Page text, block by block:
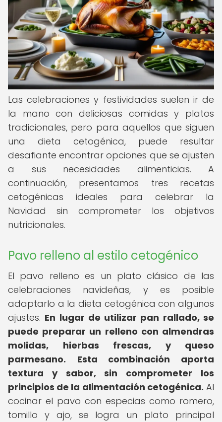
Las celebraciones y festividades suelen ir de
la mano con deliciosas comidas y platos
tradicionales, pero para aquellos que siguen
una dieta cetogénica, puede resultar
desafiante encontrar opciones que se ajusten
a sus necesidades alimenticias. A
continuación, presentamos tres recetas
cetogénicas ideales para celebrar la
Navidad sin comprometer los objetivos
nutricionales.
Pavo relleno al estilo cetogénico
El pavo relleno es un plato clásico de las
celebraciones navideñas, y es posible
adaptarlo a la dieta cetogénica con algunos
ajustes. En lugar de utilizar pan rallado, se
puede preparar un relleno con almendras
molidas, hierbas frescas, y queso
parmesano.
Esta combinación aporta
textura y sabor, sin comprometer los
principios de la alimentación cetogénica. Al
cocinar el pavo con especias como romero,
tomillo y ajo, se logra un plato principal